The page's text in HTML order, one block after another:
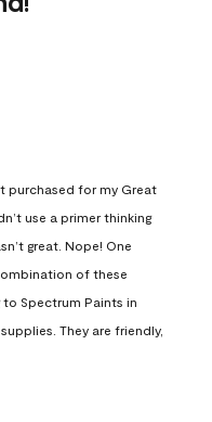
purchased for my Great
use a primer thinking
great. Nope! One
of these
to Spectrum Paints in
They are friendly,